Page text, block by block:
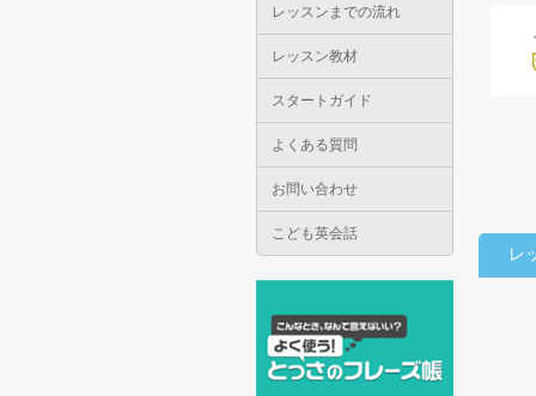
レッスンまでの流れ
レッスン教材
スタートガイド
よくある質問
お問い合わせ
こども英会話
レ